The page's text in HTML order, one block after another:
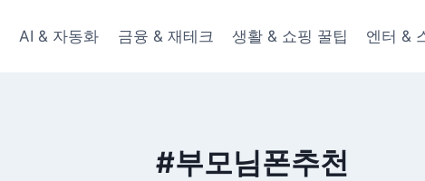
AI & 자동화 금융 & 재테크 생활 & 쇼핑 꿀팁 엔터 &
#부모님폰추천